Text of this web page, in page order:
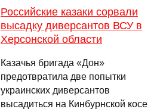
Российские казаки сорвали
высадку диверсантов ВСУ в
Херсонской области
Казачья бригада «Дон»
предотвратила две попытки
украинских диверсантов
высадиться на Кинбурнской косе